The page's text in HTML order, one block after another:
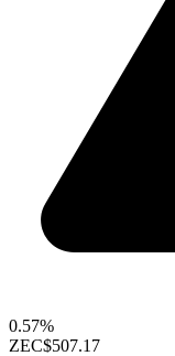
0.57%
ZEC$507.17